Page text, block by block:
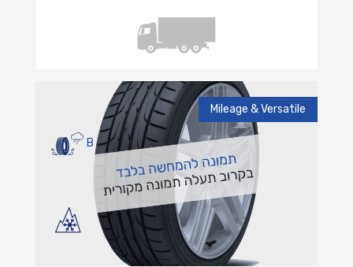
Mileage & Versatile
B